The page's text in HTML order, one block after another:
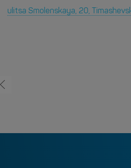
ulitsa Smolenskaya, 20,